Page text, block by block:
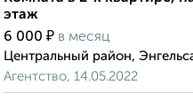
этаж
6 000 ₽ в месяц
Центральный район,
Агентство, 14.05.2022